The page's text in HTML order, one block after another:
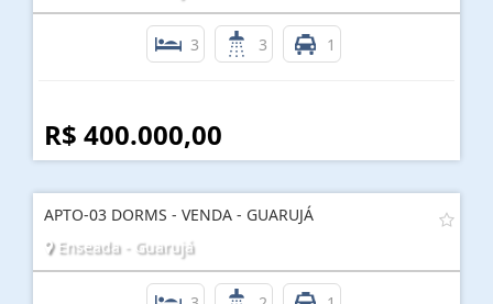
3 3 1
R$ 400.000,00
APTO-03 DORMS - VENDA - GUARUJÁ
Enseada - Guarujá